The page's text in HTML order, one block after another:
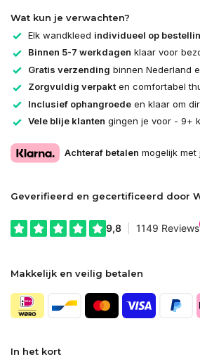
Wat kun je verwachten?
Elk wandkleed individueel op
Binnen 5-7 werkdagen klaar voor
Gratis verzending binnen Nederland
Zorgvuldig verpakten comfortabel
Inclusief ophangroede en klaar om
Vele blije klanten gingen je voor - 9+
Achteraf betalen mogelijk
Geverifieerd en gecertificeerd door
Makkelijk en veilig betalen
In het kort